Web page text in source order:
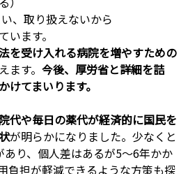
、取り扱えないから
います。
を受け入れる病院を増やすための
ます。 今後、厚労省と詳細を詰
けてまいります。
代や毎日の薬代が経済的に国民を
が明らかになりました。少なくと
り、個人差はあるが5〜6年かか
負担が軽減できるような方策も探